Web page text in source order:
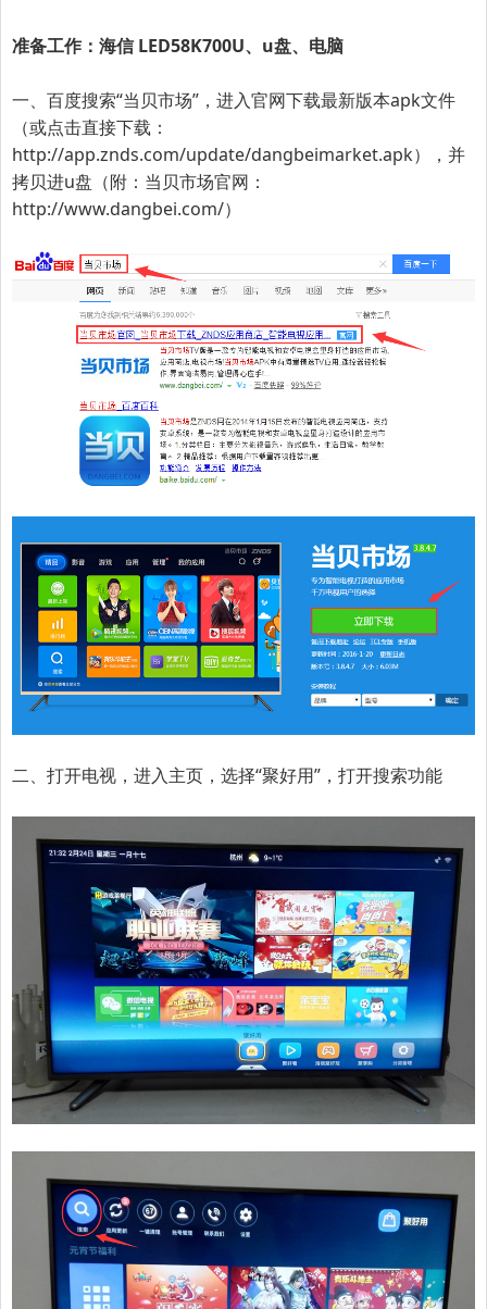
准备工作：海信 LED58K700U、u盘、电脑
一、百度搜索“当贝市场”，进入官网下载最新版本apk文件
（或点击直接下载：
http://app.znds.com/update/dangbeimarket.apk），并
拷贝进u盘（附：当贝市场官网：
http://www.dangbei.com/）
二、打开电视，进入主页，选择“聚好用”，打开搜索功能